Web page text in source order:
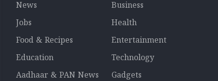
News
Business
Jobs
Health
Food & Recipes
Entertainment
Education
Technology
Aadhaar & PAN News
Gadgets